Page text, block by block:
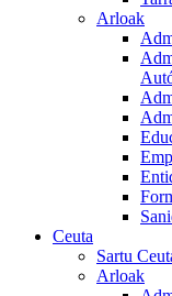
Arloak
Ceuta
Sartu
Arloak